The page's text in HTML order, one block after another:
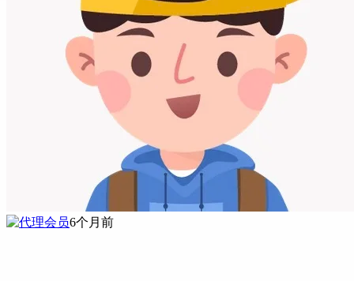
6个月前